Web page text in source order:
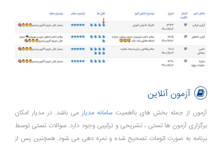
آزمون آنلاین
آزمون از جمله بخش های بااهمیت سامانه مدیار می باشد. در مدیار امکان
برگزاری آزمون ها تستی ، تشریحی و ترکیبی وجود دارد. سوالات تستی توسط
برنامه به صورت اتومات تصحیح شده و نمره دهی می شود. همچنین پس از